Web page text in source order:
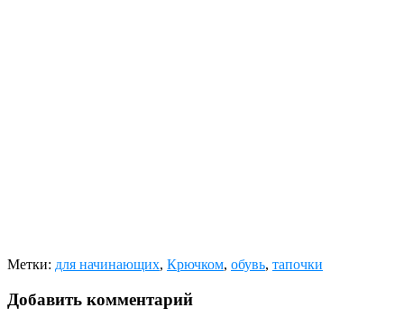
Метки: для начинающих, Крючком, обувь, тапочки
Добавить комментарий